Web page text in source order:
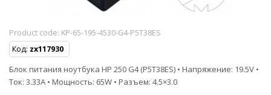
Product code: KP-65-195-4530-G4-P5T38ES
Код: zx117930
Блок питания ноутбука HP 250 G4 (P5T38ES) • Напряжение: 19.5V •
Ток: 3.33A • Мощность: 65W • Разъем: 4.5×3.0